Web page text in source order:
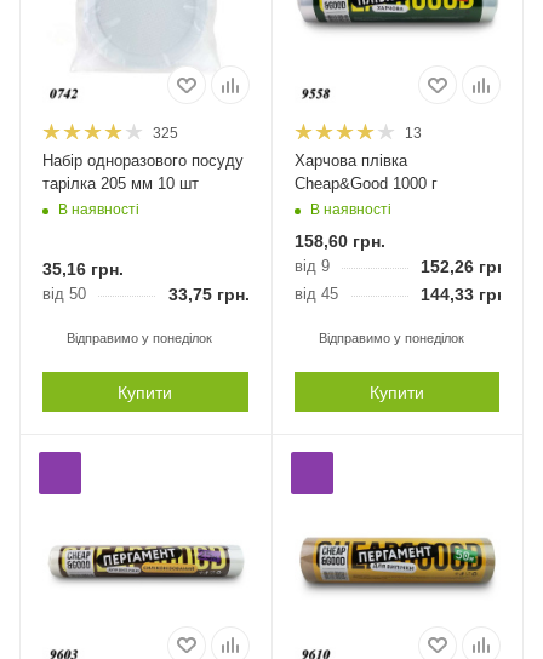
325
Набір одноразового посуду
тарілка 205 мм 10 шт
В наявності
35,16 грн.
від 50 33,75 грн.
Відправимо у понеділок
Купити
13
Харчова плівка
Cheap&Good 1000 г
В наявності
158,60грн.
від 9 152,26грн.
від 45 144,33грн.
Відправимо у понеділок
Купити